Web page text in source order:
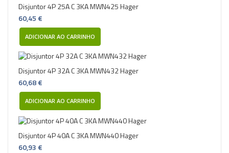
Disjuntor 4P 25A C 3KA MWN425 Hager
60,45 €
ADICIONAR AO CARRINHO
Disjuntor 4P 32A C 3KA MWN432 Hager
60,68 €
ADICIONAR AO CARRINHO
Disjuntor 4P 40A C 3KA MWN440 Hager
60,93 €